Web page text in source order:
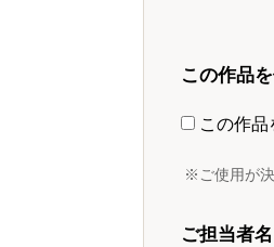
この作品
この作品
※ご使用が
ご担当者